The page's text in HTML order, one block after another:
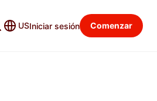
USIniciar sesión Comenzar